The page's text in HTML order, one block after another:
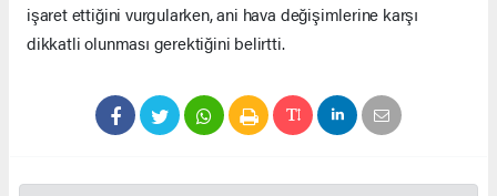
işaret ettiğini vurgularken, ani hava değişimlerine karşı
dikkatli olunması gerektiğini belirtti.